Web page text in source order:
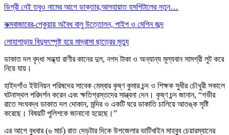
ডিগ্রী নেই তবুও নামের আগে ডাক্তার,আলহায়াত হসপিটালের নতুন…
কক্সবাজারের-পেকুয়ায় অবৈধ বালু উত্তোলন, পাইপ ও মেশিন জব্দ
লোহাগাড়ায় বিদ্যুৎস্পৃষ্ট হয়ে মাদ্রাসা ছাত্রের মৃত্যু
ডাকাত দল বৃদ্ধা সন্ধ্যা রাণীর কানের দুল, নগদ টাকা ও অন্যান্য মূল্যবান সামগ্রী লুট করে
নিয়ে যায়।
হাইদগাঁও ইউনিয়ন পরিষদের সাবেক মেম্বার কৃষ্ণ কুমার চন্দ ও শিক্ষক সুধীর চৌধুরী সকালে
ঘটনাস্থল পরিদর্শন করেন এবং ক্ষতিগ্রস্তদের সান্ত্বনা দেন। কৃষ্ণ চন্দ জানান, “গভীর
রাতে সংঘবদ্ধ ডাকাত দল দোকান, মন্দির ও একটি ঘরে ডাকাতি চালিয়ে আতঙ্ক সৃষ্টি
করেছে। বিষয়টি পুলিশকে জানানো হয়েছে।”
এর আগে বুধবার (৬ মার্চ) রাত দেড়টার দিকে উপজেলার ভাটিখাইন মাহবুব চেয়ারম্যানের